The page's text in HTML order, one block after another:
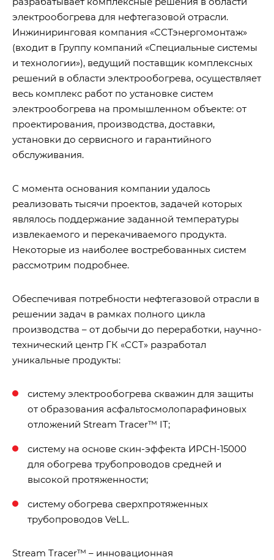
электрообогрева для нефтегазовой отрасли.
Инжиниринговая компания «ССТэнергомонтаж»
(входит в Группу компаний «Специальные системы
и технологии»), ведущий поставщик комплексных
решений в области электрообогрева, осуществляет
весь комплекс работ по установке систем
электрообогрева на промышленном объекте: от
проектирования, производства, доставки,
установки до сервисного и гарантийного
обслуживания.
С момента основания компании удалось
реализовать тысячи проектов, задачей которых
являлось поддержание заданной температуры
извлекаемого и перекачиваемого продукта.
Некоторые из наиболее востребованных систем
рассмотрим подробнее.
Обеспечивая потребности нефтегазовой отрасли в
решении задач в рамках полного цикла
производства – от добычи до переработки, научно-
технический центр ГК «ССТ» разработал
уникальные продукты:
систему электрообогрева скважин для защиты
от образования асфальтосмолопарафиновых
отложений Stream Tracer™ IT;
систему на основе скин-эффекта ИРСН-15000
для обогрева трубопроводов средней и
высокой протяженности;
систему обогрева сверхпротяженных
трубопроводов VeLL.
Stream Tracer™ – инновационная